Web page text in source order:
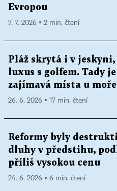
Evropou
7. 7. 2026 ▪ 2 min. čtení
Pláž skrytá i v
luxus s golfem. Tady
zajímavá místa u moře
26. 6. 2026 ▪ 17 min. čtení
Reformy byly
dluhy v předstihu,
příliš vysokou cenu
24. 6. 2026 ▪ 6 min. čtení